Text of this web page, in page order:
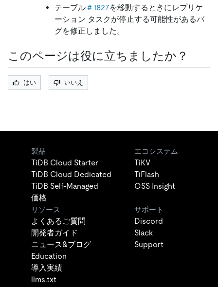
テーブル＃1827を移動するときにレプリケ
ーション タスクが停止する可能性があるバ
グを修正しました。
このページは役に立ちましたか？
はい いいえ
製品
TiDB Cloud Starter
TiDB Cloud Dedicated
TiDB Self-Managed
価格
エコシステム
TiKV
TiFlash
OSS Insight
リソース
よくあるご質問
開発者ガイド
ニュース&ブログ
Education
導入実績
llms.txt
サポート
Discord
Slack
Support